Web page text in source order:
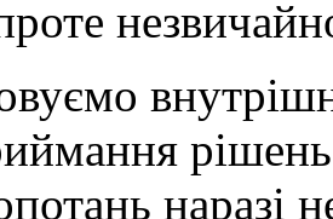
наразі